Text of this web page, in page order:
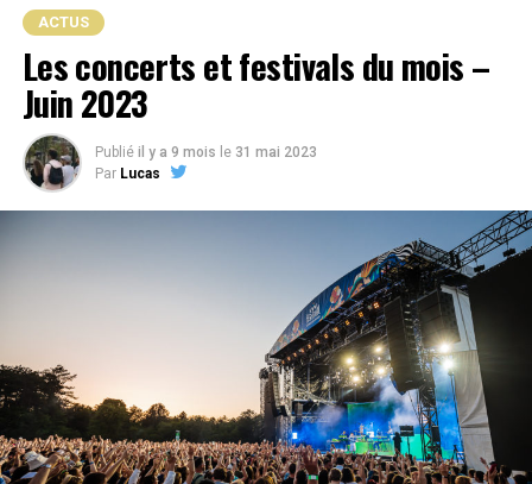
On emploie aujourd’hui l’expression «madeleine de
» à tort et à travers ; voyons plus précisément de
quoi il s’agit. C’est une référence à l’un des épisodes les
plus connus de l’œuvre monumentale qu’estÀ la
. Le narrateur raconte qu’un
jour d’hiver, il prend un peu de thé avec un bout de
madeleine ; ce simple goûter n’aurait rien
d’extraordinaire, s’il n’avait déclenché en lui une grande
sensation de bonheur, dont il finit par comprendre la
cause :ce goût lui rappelle son enfance.
ACTUS
Les concerts et festivals du mois –
Juin 2023
Publié il y a 9 mois le 31 mai 2023
Par Lucas